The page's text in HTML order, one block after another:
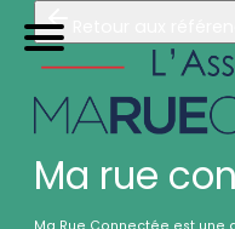
orteurs
Ma rue
Galerie photos (4)